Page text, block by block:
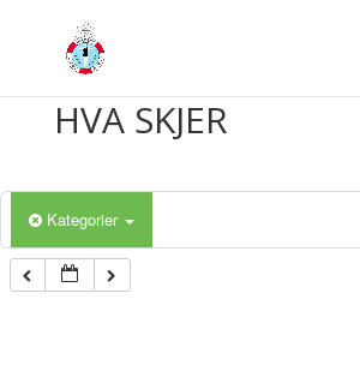
HVA SKJER
Kategorier